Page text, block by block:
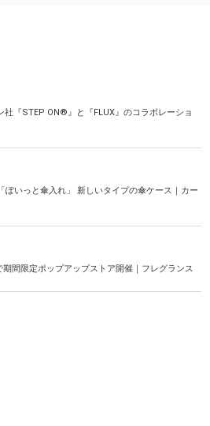
社『STEP ON®』と『FLUX』のコラボレーショ
ぽいっと傘入れ」 新しいタイプの傘ケース｜カー
間限定ポップアップストア開催｜フレグランス